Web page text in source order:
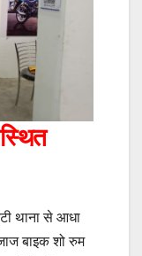
थाना से आधा
बाइक शो रुम